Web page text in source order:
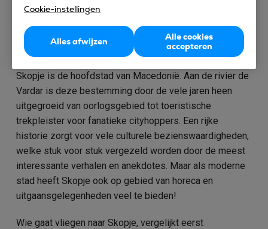
Vliegen naar Skopje
Skopje is de hoofdstad van Macedonië. Aan de rivier de
Vardar is deze bestemming door de vele jaren heen
uitgegroeid van oorlogsgebied tot toeristische
trekpleister voor fanatieke cityhoppers. Een rijke
historie zorgt voor vele culturele bezienswaardigheden,
welke stuk voor stuk vergezeld worden door de meest
interessante verhalen en anekdotes. Maar als moderne
stad heeft Skopje ook op gebied van horeca en
uitgaansgelegenheden veel te bieden!
Wie gaat vliegen naar Skopje, vergelijkt eerst
Cookie-instellingen
Alles afwijzen
Alle cookies
accepteren